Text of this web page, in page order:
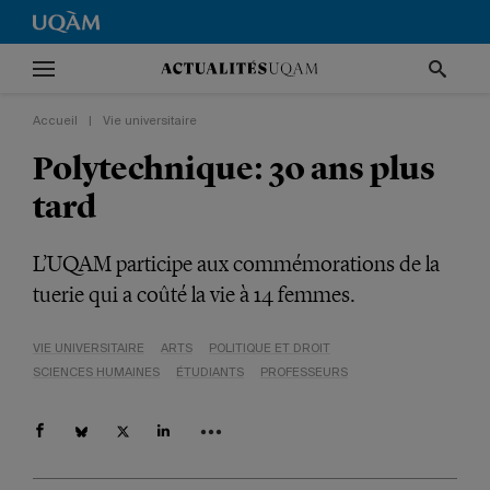
Accueil Vie universitaire
Polytechnique: 30 ans plus
tard
L’UQAM participe aux commémorations de la
tuerie qui a coûté la vie à 14 femmes.
VIE UNIVERSITAIRE ARTS
POLITIQUE ET DROIT
SCIENCES HUMAINES
ÉTUDIANTS PROFESSEURS